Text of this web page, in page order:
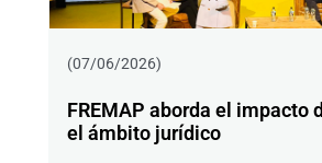
(07/06/2026)
FREMAP aborda el impacto
el ámbito jurídico